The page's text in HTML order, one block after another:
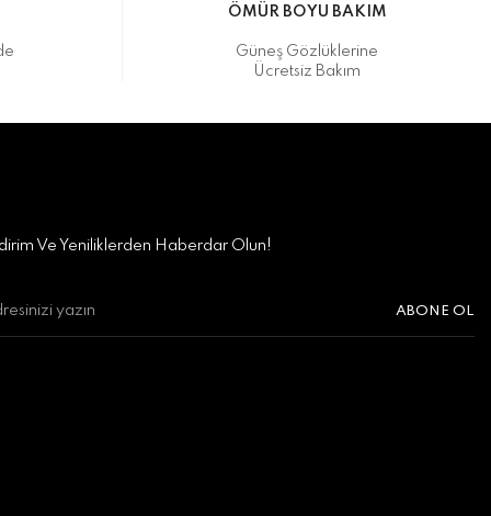
ÖMÜR BOYU BAKIM
Güneş Gözlüklerine
Ücretsiz Bakım
Ve Yeniliklerden Haberdar Olun!
ABONE OL